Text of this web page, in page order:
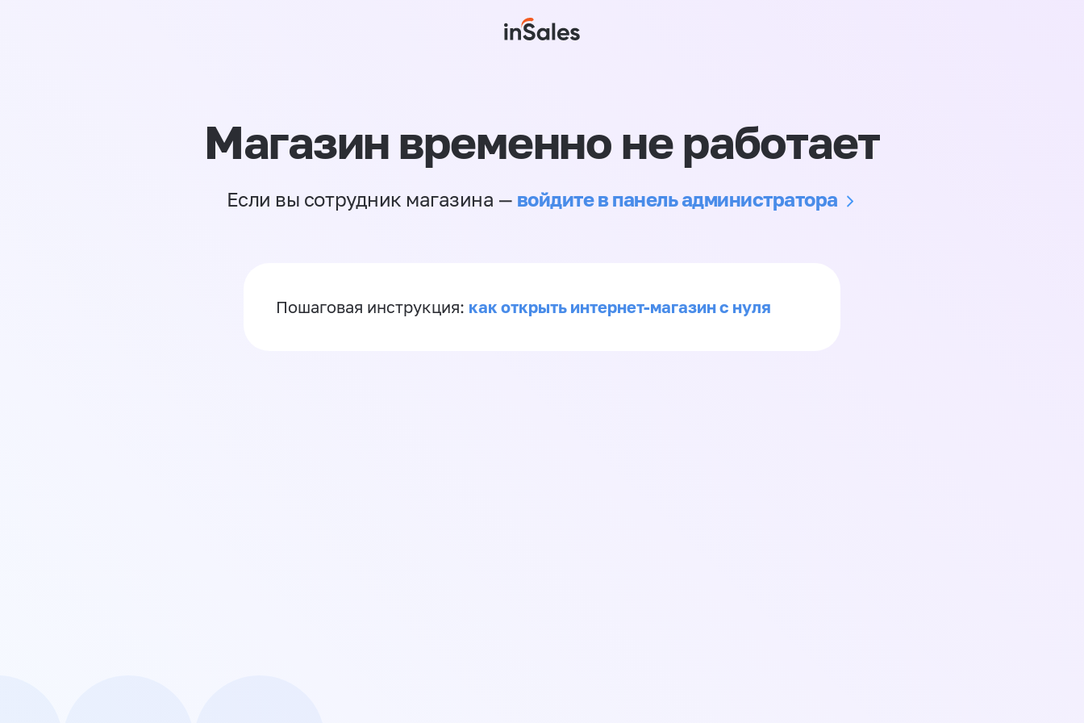
Магазин временно не работает
Если вы сотрудник магазина — войдите в панель администратора
Пошаговая инструкция: как открыть интернет-магазин с нуля